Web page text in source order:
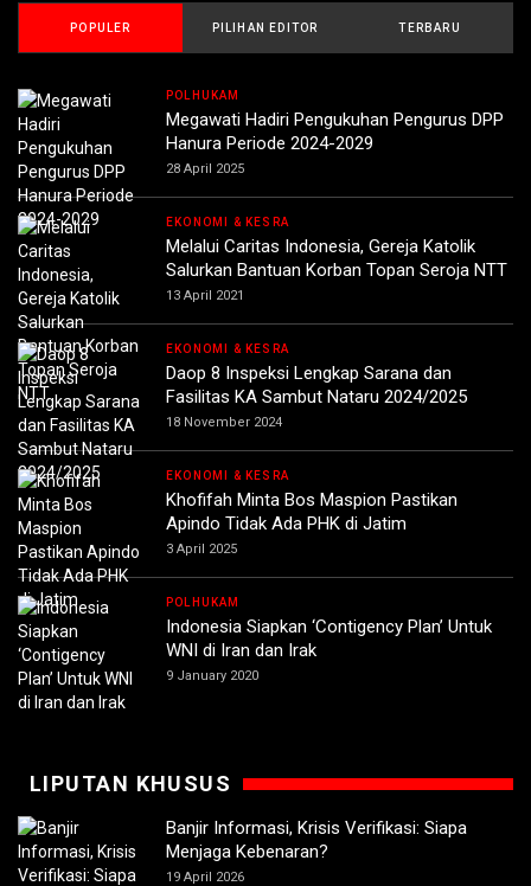
POPULER PILIHAN EDITOR TERBARU
POLHUKAM
Megawati Hadiri Pengukuhan Pengurus DPP
Hanura Periode 2024-2029
28 April 2025
EKONOMI & KESRA
Melalui Caritas Indonesia, Gereja Katolik
Salurkan Bantuan Korban Topan Seroja NTT
13 April 2021
EKONOMI & KESRA
Daop 8 Inspeksi Lengkap Sarana dan
Fasilitas KA Sambut Nataru 2024/2025
18 November 2024
EKONOMI & KESRA
Khofifah Minta Bos Maspion Pastikan
Apindo Tidak Ada PHK di Jatim
3 April 2025
POLHUKAM
Indonesia Siapkan ‘Contigency Plan’ Untuk
WNI di Iran dan Irak
9 January 2020
LIPUTAN KHUSUS
Banjir Informasi, Krisis Verifikasi: Siapa
Menjaga Kebenaran?
19 April 2026